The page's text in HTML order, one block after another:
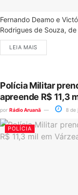
Fernando Deamo e
Rodrigues de Souza,
LEIA MAIS
Polícia Militar
apreende R$ 11,3
por Rádio Aruanã 8 de
POLÍCIA